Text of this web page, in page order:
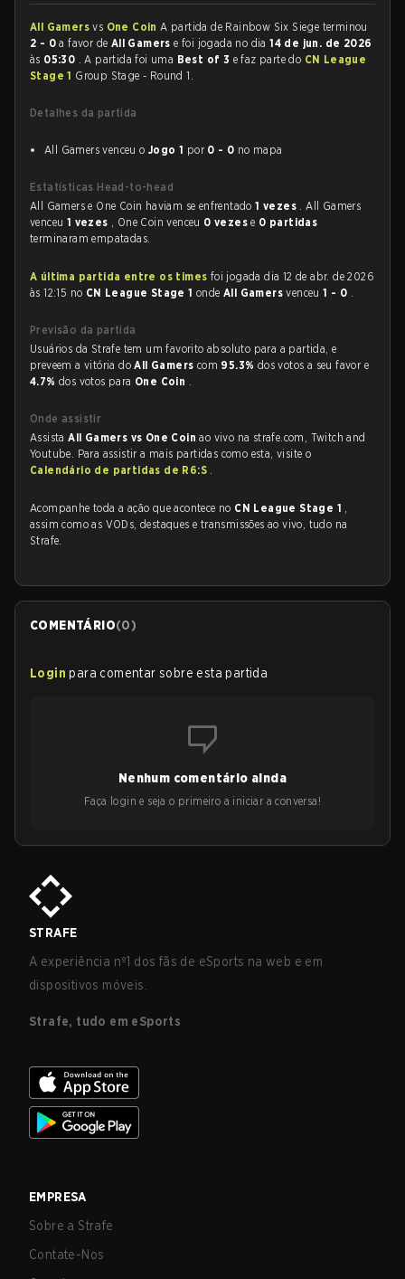
All Gamersvs One CoinA partida de Rainbow Six Siege terminou
2 - 0 a favor de All Gamerse foi jogada no dia14 de jun. de 2026
às 05:30 . A partida foi uma Best of 3 e faz parte do CN League
Stage 1 Group Stage - Round 1.
Detalhes da partida
All Gamers venceu o Jogo 1 por 0 - 0 no mapa
Estatísticas Head-to-head
All Gamers e One Coin haviam se enfrentado1 vezes . All Gamers
venceu 1 vezes , One Coin venceu 0 vezese 0 partidas
terminaram empatadas.
A última partida entre os times foi jogada dia 12 de abr. de 2026
às 12:15 no CN League Stage 1ondeAll Gamersvenceu1 - 0 .
Previsão da partida
Usuários da Strafe tem um favorito absoluto para a partida, e
preveem a vitória doAll Gamers com 95.3% dos votos a seu favor e
4.7% dos votos para One Coin .
Onde assistir
AssistaAll Gamers vs One Coinao vivo na strafe.com, Twitch and
Youtube. Para assistir a mais partidas como esta, visite o
Calendário de partidas de R6:S .
Acompanhe toda a ação que acontece no CN League Stage 1 ,
assim como as VODs, destaques e transmissões ao vivo, tudo na
Strafe.
COMENTÁRIO(0)
Login para comentar sobre esta partida
Nenhum comentário ainda
Faça login e seja o primeiro a iniciar a conversa!
STRAFE
A experiência nº1 dos fãs de eSports na web e em
dispositivos móveis.
Strafe, tudo em eSports
EMPRESA
Sobre a Strafe
Contate-Nos